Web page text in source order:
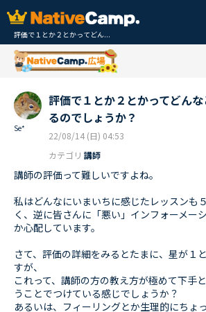
評価で１とか２とかってどん...
Se*
評価で１とか２とかってどん
るのでしょうか？
22/08/14 (日) 04:53
カテゴリ 講師
講師の評価って難しいですよね。
私はどんなにいまいちに感じたレッスンも
く、逆に皆さんに「悪い」インフォーメー
か心配しています。
さて、評価の詳細をみるとたまに、星が１
すが、
これって、講師の方の教え方が極めて下手
うことでつけている感じでしょうか？
あるいは、フィーリングとか生理的にちょ